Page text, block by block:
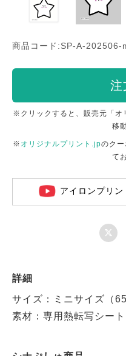
商品コード:SP-A-202506-
注
※クリックすると、販売元「オ
移
※ オリジナルプリント.jpのク
て
アイロンプリ

詳細
サイズ：ミニサイズ（
素材：専用熱転写シート